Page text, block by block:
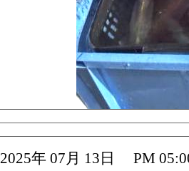
2025年 07月 13日 PM